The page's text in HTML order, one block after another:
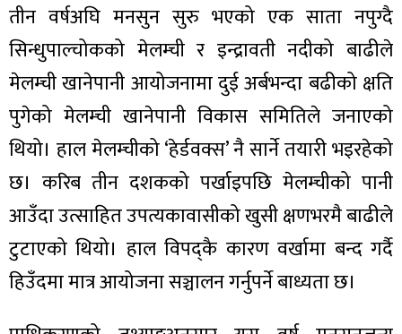
तीन वर्षअघि मनसुन सुरु भएको एक साता नपुग्दै
सिन्धुपाल्चोकको मेलम्ची र इन्द्रावती नदीको बाढीले
मेलम्ची खानेपानी आयोजनामा दुई अर्बभन्दा बढीको क्षति
पुगेको मेलम्ची खानेपानी विकास समितिले जनाएको
थियो। हाल मेलम्चीको ‘हेर्डवक्स’ नै सार्ने तयारी भइरहेको
छ। करिब तीन दशकको पर्खाइपछि मेलम्चीको पानी
आउँदा उत्साहित उपत्यकावासीको खुसी क्षणभरमै बाढीले
टुटाएको थियो। हाल विपद्कै कारण वर्खामा बन्द गर्दै
हिउँदमा मात्र आयोजना सञ्चालन गर्नुपर्ने बाध्यता छ।